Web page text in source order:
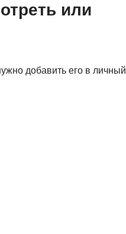
или
добавить его в личный